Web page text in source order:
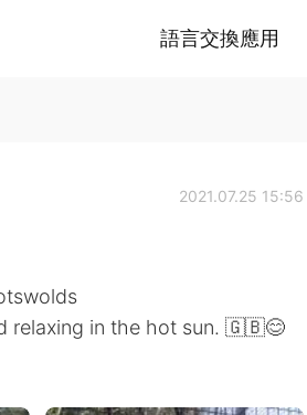
語言交換應用
2021.07.25 15:56
relaxing in the hot sun. 🇬🇧😊